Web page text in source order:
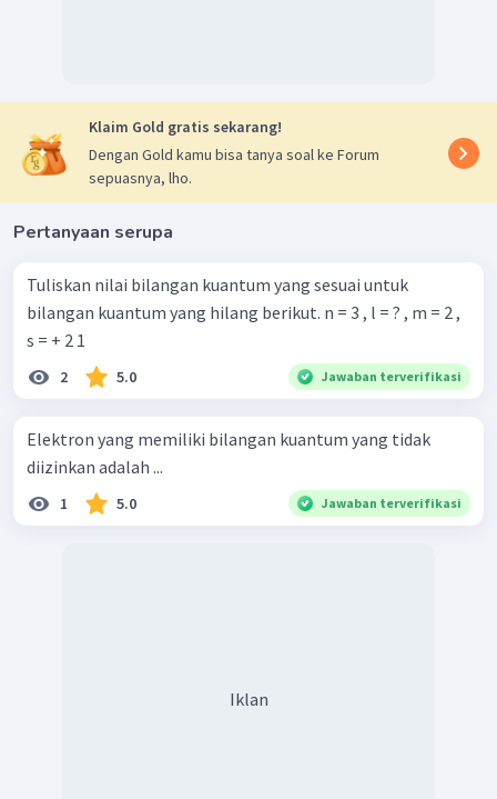
Klaim Gold gratis sekarang!
Dengan Gold kamu bisa tanya soal ke Forum
sepuasnya, lho.
Pertanyaan serupa
Tuliskan nilai bilangan kuantum yang sesuai untuk
bilangan kuantum yang hilang berikut. n = 3 , l = ? , m = 2 ,
s = + 2 1 ​
2 5.0 Jawaban terverifikasi
Elektron yang memiliki bilangan kuantum yang tidak
diizinkan adalah ...
1 5.0 Jawaban terverifikasi
Iklan